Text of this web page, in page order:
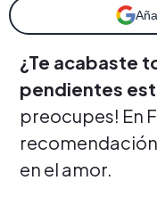
¿Te acabaste
pendientes
preocupes! En
en el amor.